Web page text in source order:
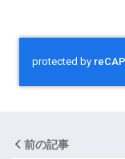
前の記事